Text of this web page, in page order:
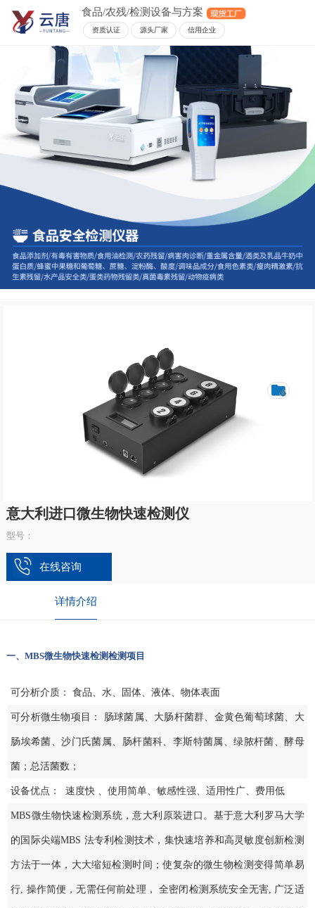
食品/农残/检测设备与方案
资质认证 源头厂家 信用企业
意大利进口微生物快速检测仪
型号：
在线咨询
详情介绍
一、MBS微生物快速检测检测项目
可分析介质： 食品、水、固体、液体、物体表面
可分析微生物项目： 肠球菌属、大肠杆菌群、金黄色葡萄球菌、大
肠埃希菌、沙门氏菌属、肠杆菌科、李斯特菌属、绿脓杆菌、酵母
菌；总活菌数；
设备优点： 速度快 、使用简单、敏感性强、适用性广、费用低
MBS微生物快速检测系统，意大利原装进口。基于意大利罗马大学
的国际尖端MBS 法专利检测技术，集快速培养和高灵敏度创新检测
方法于一体，大大缩短检测时间；使复杂的微生物检测变得简单易
行, 操作简便，无需任何前处理， 全密闭检测系统安全无害, 广泛适